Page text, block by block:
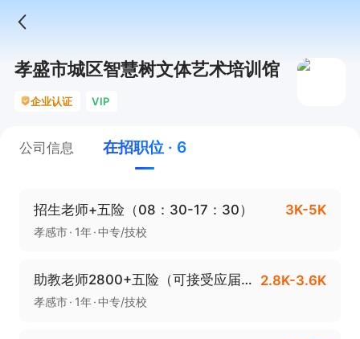
孝盛市城区智慧树文体艺术培训馆
企业认证 VIP
公司信息 在招职位 · 6
招生老师+五险（08：30-17：30） 3K-5K
孝感市 1年 中专/技校
助教老师2800+五险（可接受应届生或实习生） 2.8K-3.6K
孝感市 1年 中专/技校